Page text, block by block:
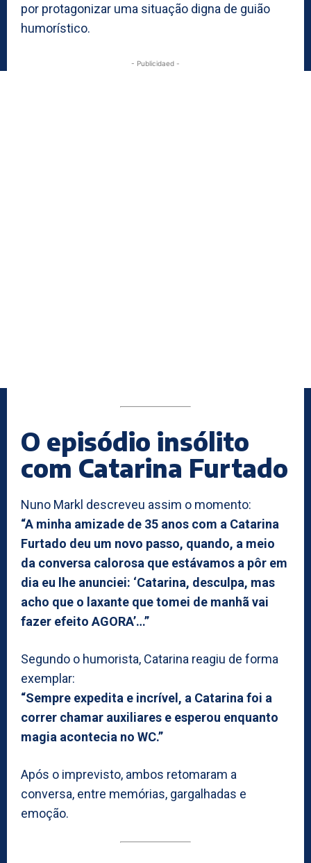
por protagonizar uma situação digna de guião
humorístico.
- Publicidaed -
O episódio insólito
com Catarina Furtado
Nuno Markl descreveu assim o momento:
“A minha amizade de 35 anos com a Catarina
Furtado deu um novo passo, quando, a meio
da conversa calorosa que estávamos a pôr em
dia eu lhe anunciei: ‘Catarina, desculpa, mas
acho que o laxante que tomei de manhã vai
fazer efeito AGORA’…”
Segundo o humorista, Catarina reagiu de forma
exemplar:
“Sempre expedita e incrível, a Catarina foi a
correr chamar auxiliares e esperou enquanto
magia acontecia no WC.”
Após o imprevisto, ambos retomaram a
conversa, entre memórias, gargalhadas e
emoção.